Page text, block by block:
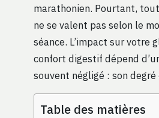
marathonien. Pourtant,
ne se valent pas selon le
séance. L’impact sur votre
confort digestif dépend
souvent négligé : son
Table des matières